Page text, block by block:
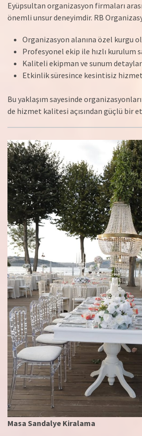
Eyüpsultan organizasyon firmaları
önemli unsur deneyimdir. RB
Organizasyon alanına özel kurgu
Profesyonel ekip ile hızlı kurulum
Kaliteli ekipman ve sunum
Etkinlik süresince kesintisiz
Bu yaklaşım sayesinde
de hizmet kalitesi açısından güçlü bir
Masa Sandalye Kiralama